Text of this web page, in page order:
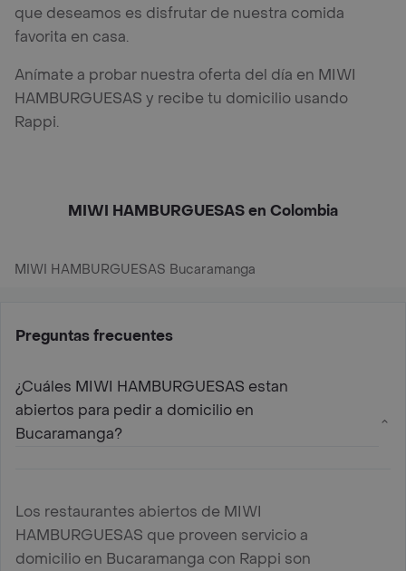
que deseamos es disfrutar de nuestra comida
favorita en casa.
Anímate a probar nuestra oferta del día en MIWI
HAMBURGUESAS y recibe tu domicilio usando
Rappi.
MIWI HAMBURGUESAS en Colombia
MIWI HAMBURGUESAS Bucaramanga
Preguntas frecuentes
¿Cuáles MIWI HAMBURGUESAS estan
abiertos para pedir a domicilio en
Bucaramanga?
Los restaurantes abiertos de MIWI
HAMBURGUESAS que proveen servicio a
domicilio en Bucaramanga con Rappi son